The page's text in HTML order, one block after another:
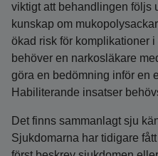
viktigt att behandlingen följs
kunskap om
ökad risk för komplikationer
behöver en narkosläkare
göra en bedömning inför en
Habiliterande insatser
Det finns sammanlagt sju
Sjukdomarna har tidigare